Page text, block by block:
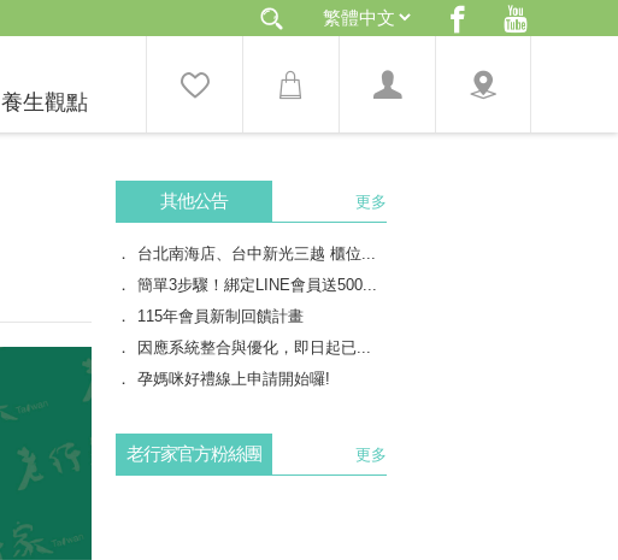
其他公告 更多
台北南海店、台中新光三越 櫃位...
簡單3步驟！綁定LINE會員送500...
115年會員新制回饋計畫
因應系統整合與優化，即日起已...
孕媽咪好禮線上申請開始囉!
老行家官方粉絲團 更多
養生觀點